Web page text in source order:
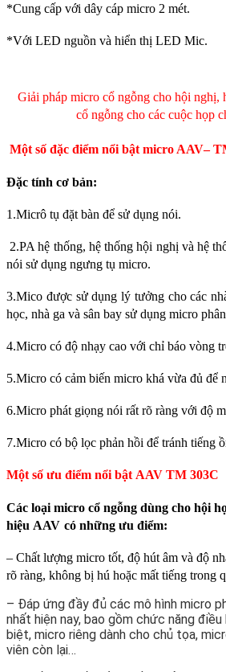
*Cung cấp với dây cáp micro 2 mét.
*Với LED nguồn và hiển thị LED Mic.
Giải pháp micro cổ ngỗng cho hội nghị,
cổ ngỗng cho các cuộc họp
Một số đặc điểm nổi bật micro AAV–
Đặc tính cơ bản:
1.Micrô tụ đặt bàn để sử dụng nói.
2.PA hệ thống, hệ thống hội nghị và hệ
nói sử dụng ngưng tụ micro.
3.Mico được sử dụng lý tưởng cho các
học, nhà ga và sân bay sử dụng micro
4.Micro có độ nhạy cao với chỉ báo vòng
5.Micro có cảm biến micro khá vừa đủ để
6.Micro phát giọng nói rất rõ ràng với độ
7.Micro có bộ lọc phản hồi để tránh tiếng
Một số ưu điểm nổi bật AAV TM 303C
Các loại micro cổ ngỗng dùng cho hội
hiệu AAV có những ưu điểm:
– Chất lượng micro tốt, độ hút âm và độ
rõ ràng, không bị hú hoặc mất tiếng trong
– Đáp ứng đầy đủ các mô hình micro
nhất hiện nay, bao gồm chức năng
biệt, micro riêng dành cho chủ tọa,
viên còn lại…